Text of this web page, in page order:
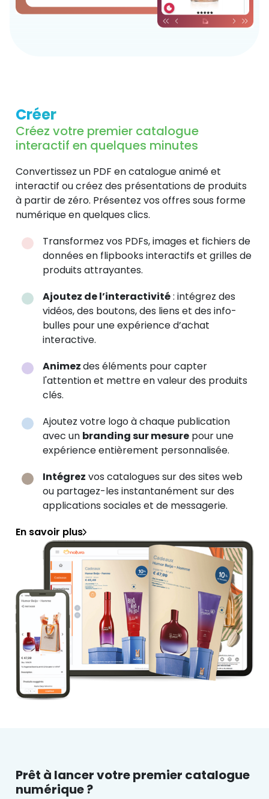
Créer
Créez votre premier catalogue
interactif en quelques minutes
Convertissez un PDF en catalogue animé et
interactif ou créez des présentations de produits
à partir de zéro. Présentez vos offres sous forme
numérique en quelques clics.
Transformez vos PDFs, images et fichiers de
données en flipbooks interactifs et grilles de
produits attrayantes.
Ajoutez de l’interactivité: intégrez des
vidéos, des boutons, des liens et des info-
bulles pour une expérience d’achat
interactive.
Animezdes éléments pour capter
l'attention et mettre en valeur des produits
clés.
Ajoutez votre logo à chaque publication
avec un branding sur mesure pour une
expérience entièrement personnalisée.
Intégrez vos catalogues sur des sites web
ou partagez-les instantanément sur des
applications sociales et de messagerie.
En savoir plus
Prêt à lancer votre premier catalogue
numérique ?